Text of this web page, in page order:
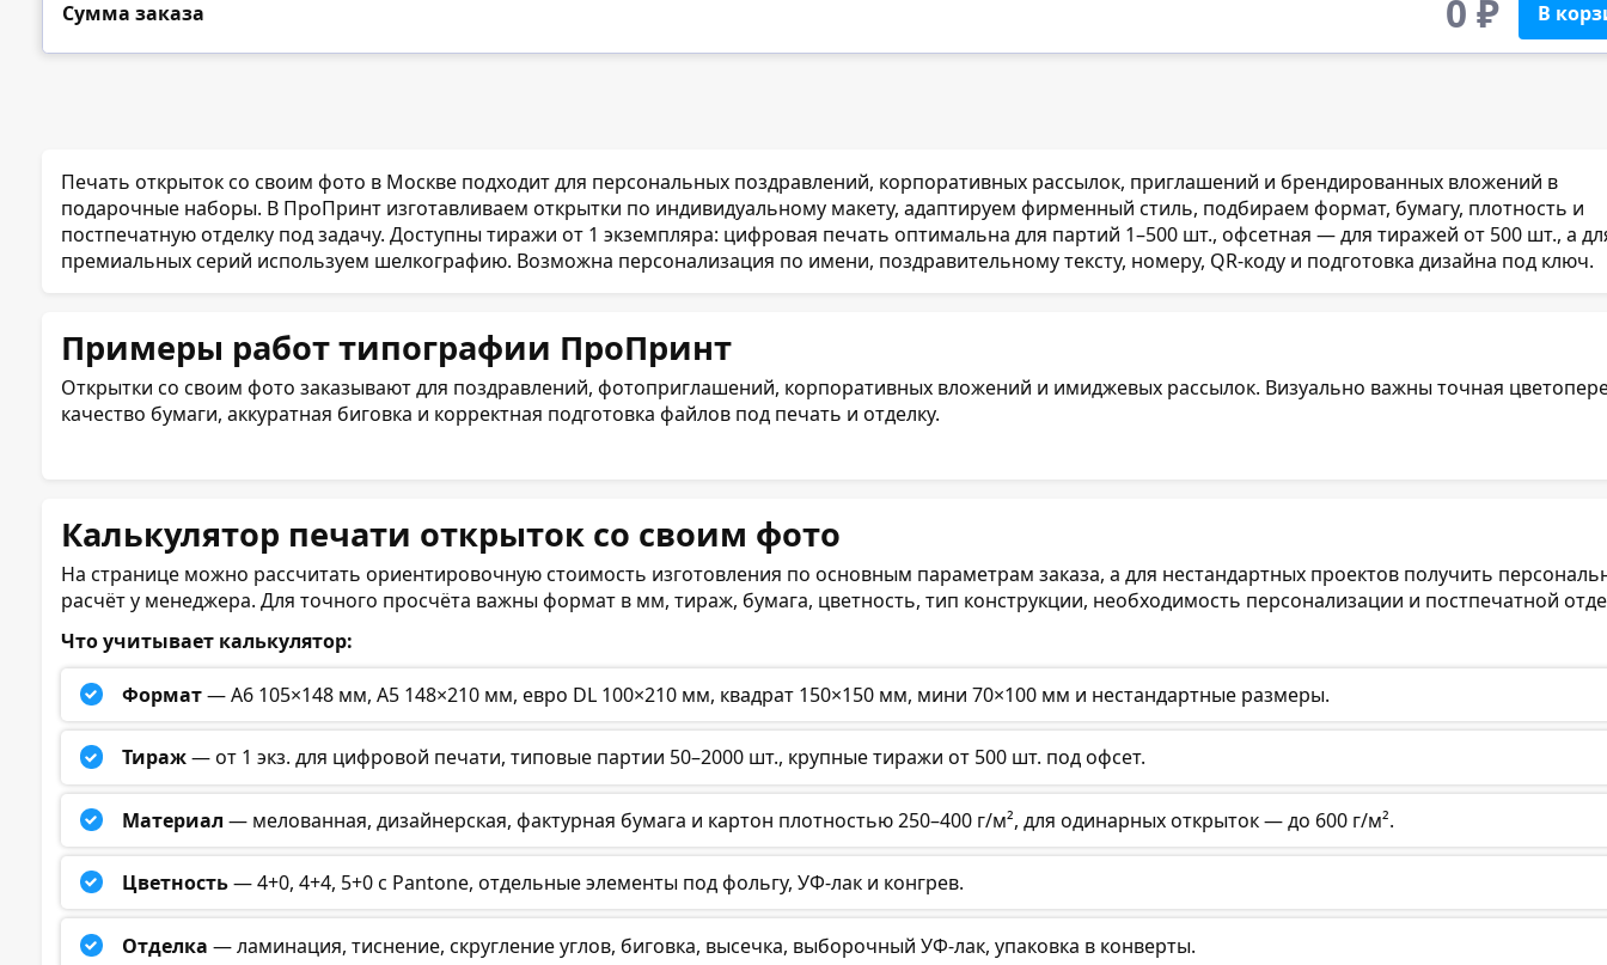
Сумма заказа 0 ₽ В
Печать открыток со своим фото в Москве подходит для персональных поздравлений, корпоративных рассылок, приглашений и брендированных вложений в
подарочные наборы. В ПроПринт изготавливаем открытки по индивидуальному макету, адаптируем фирменный стиль, подбираем формат, бумагу, плотность и
постпечатную отделку под задачу. Доступны тиражи от 1 экземпляра: цифровая печать оптимальна для партий 1–500 шт., офсетная — для тиражей от 500 шт., а
премиальных серий используем шелкографию. Возможна персонализация по имени, поздравительному тексту, номеру, QR-коду и подготовка дизайна под ключ.
Примеры работ типографии ПроПринт
Открытки со своим фото заказывают для поздравлений, фотоприглашений, корпоративных вложений и имиджевых рассылок. Визуально важны точная
качество бумаги, аккуратная биговка и корректная подготовка файлов под печать и отделку.
Калькулятор печати открыток со своим фото
На странице можно рассчитать ориентировочную стоимость изготовления по основным параметрам заказа, а для нестандартных проектов получить
расчёт у менеджера. Для точного просчёта важны формат в мм, тираж, бумага, цветность, тип конструкции, необходимость персонализации и постпечатной
Что учитывает калькулятор:
Формат— А6 105×148 мм, А5 148×210 мм, евро DL 100×210 мм, квадрат 150×150 мм, мини 70×100 мм и нестандартные размеры.
Тираж— от 1 экз. для цифровой печати, типовые партии 50–2000 шт., крупные тиражи от 500 шт. под офсет.
Материал — мелованная, дизайнерская, фактурная бумага и картон плотностью 250–400 г/м², для одинарных открыток — до 600 г/м².
Цветность— 4+0, 4+4, 5+0 с Pantone, отдельные элементы под фольгу, УФ-лак и конгрев.
Отделка — ламинация, тиснение, скругление углов, биговка, высечка, выборочный УФ-лак, упаковка в конверты.